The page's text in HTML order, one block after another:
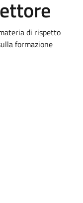
di rispetto
formazione